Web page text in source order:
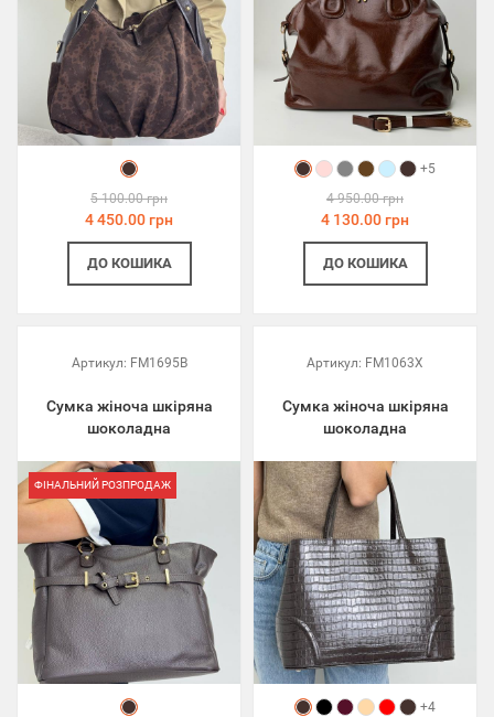
5 100.00 грн
4 450.00 грн
ДО КОШИКА
+5
4 950.00 грн
4 130.00 грн
ДО КОШИКА
Артикул: FM1695B
Сумка жіноча шкіряна
шоколадна
ФІНАЛЬНИЙ РОЗПРОДАЖ
Артикул: FM1063X
Сумка жіноча шкіряна
шоколадна
+4